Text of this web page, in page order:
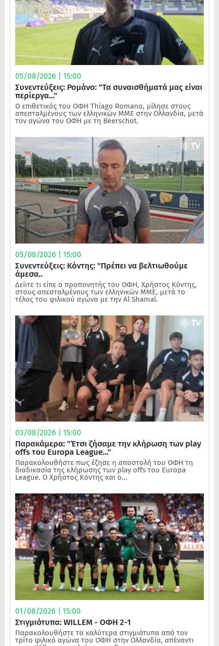
05/08/2026 | 15:00
Συνεντεύξεις: Ρομάνο: "Τα συναισθήματά μας είναι
περίεργα..."
Ο επιθετικός του ΟΦΗ Thiago Romano, μίλησε στους
απεσταλμένους των ελληνικών ΜΜΕ στην Ολλανδία, μετά
τον αγώνα του ΟΦΗ με τη Beerschot.
05/08/2026 | 15:00
Συνεντεύξεις: Κόντης: "Πρέπει να βελτιωθούμε
άμεσα..
Δείιτε τι είπε ο προπονητής του ΟΦΗ, Χρήστος Κόντης,
στους απεσταλμένους των ελληνικών ΜΜΕ, μετά το
τέλος του φιλικού αγώνα με την Al Shamal.
03/08/2026 | 15:00
Παρακάμερα: "Έτσι ζήσαμε την κλήρωση των play
offs του Europa League..."
Παρακολουθήστε πως έζησε η αποστολή του ΟΦΗ τη
διαδικασία της κλήρωσης των play offs του Europa
League. Ο Χρήστος Κόντης και ο...
01/08/2026 | 15:00
Στιγμιότυπα: WILLEM - ΟΦΗ 2-1
Παρακολουθήστε τα καλύτερα στιγμιότυπα από τον
τρίτο φιλικό αγώνα του ΟΦΗ στην Ολλανδία, απέναντι